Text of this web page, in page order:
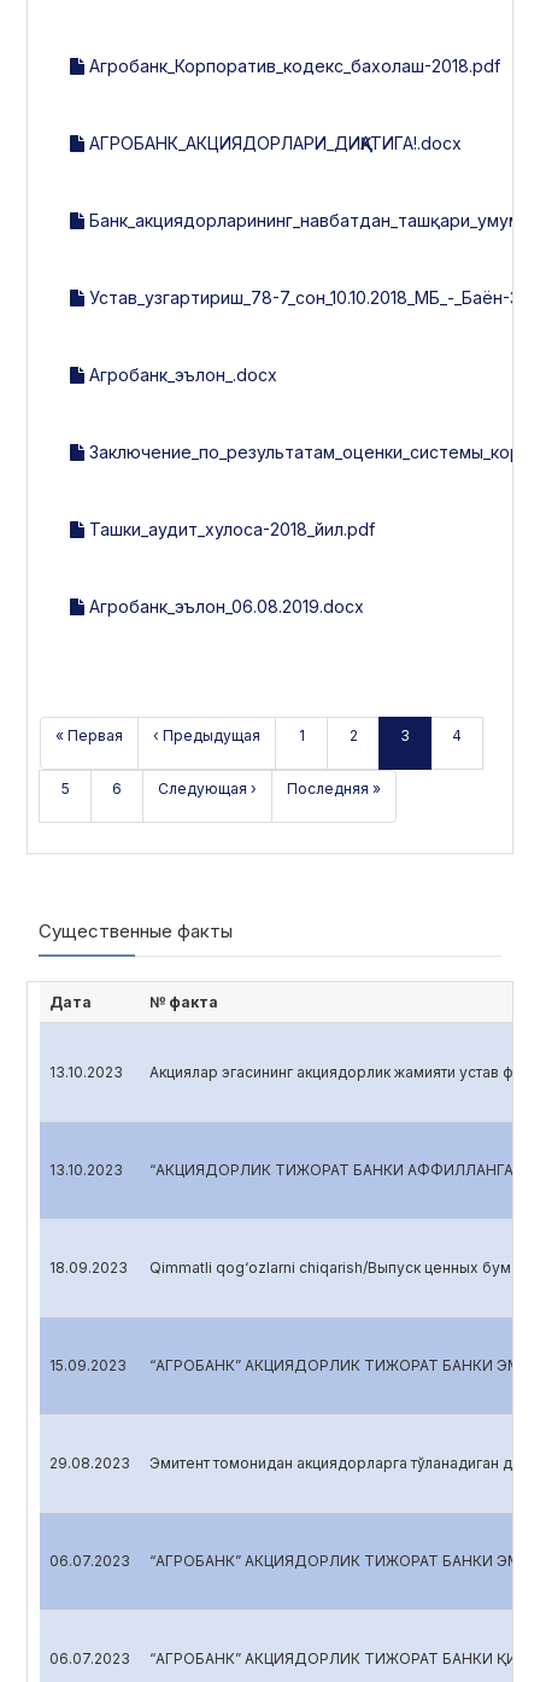
Агробанк_Корпоратив_кодекс_бахолаш-2018.pdf
АГРОБАНК_АКЦИЯДОРЛАРИ_ДИҚҚАТИГА!.docx
Устав_узгартириш_78-7_сон_10.10.2018_МБ_-_Баён-
Агробанк_эълон_.docx
Ташки_аудит_хулоса-2018_йил.pdf
Агробанк_эълон_06.08.2019.docx
« Первая ‹ Предыдущая 1 2 3 4
5 6 Следующая › Последняя »
Существенные факты
Дата № факта
13.10.2023 Акциялар эгасининг акциядорлик жамияти устав
13.10.2023 “АКЦИЯДОРЛИК ТИЖОРАТ БАНКИ АФФИЛЛАНГАН
18.09.2023 Qimmatli qog‘ozlarni chiqarish/Выпуск ценных
15.09.2023 “АГРОБАНК” АКЦИЯДОРЛИК ТИЖОРАТ БАНКИ
29.08.2023 Эмитент томонидан акциядорларга тўланадиган
06.07.2023 “АГРОБАНК” АКЦИЯДОРЛИК ТИЖОРАТ БАНКИ
06.07.2023 “АГРОБАНК” АКЦИЯДОРЛИК ТИЖОРАТ БАНКИ